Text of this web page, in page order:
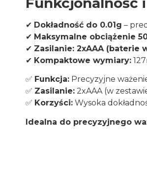
✔ Dokładność do 0.01g –
✔ Maksymalne obciążenie
✔ Zasilanie: 2xAAA (baterie
✔ Kompaktowe wymiary:
✅ Funkcja: Precyzyjne
✅ Zasilanie: 2xAAA (w
✅ Korzyści: Wysoka
Idealna do precyzyjnego